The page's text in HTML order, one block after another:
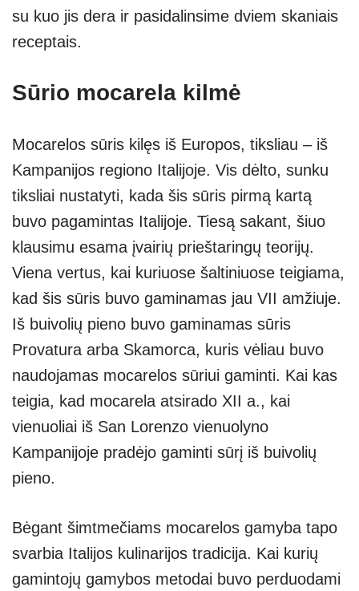
su kuo jis dera ir pasidalinsime dviem skaniais
receptais.
Sūrio mocarela kilmė
Mocarelos sūris kilęs iš Europos, tiksliau – iš
Kampanijos regiono Italijoje. Vis dėlto, sunku
tiksliai nustatyti, kada šis sūris pirmą kartą
buvo pagamintas Italijoje. Tiesą sakant, šiuo
klausimu esama įvairių prieštaringų teorijų.
Viena vertus, kai kuriuose šaltiniuose teigiama,
kad šis sūris buvo gaminamas jau VII amžiuje.
Iš buivolių pieno buvo gaminamas sūris
Provatura arba Skamorca, kuris vėliau buvo
naudojamas mocarelos sūriui gaminti. Kai kas
teigia, kad mocarela atsirado XII a., kai
vienuoliai iš San Lorenzo vienuolyno
Kampanijoje pradėjo gaminti sūrį iš buivolių
pieno.
Bėgant šimtmečiams mocarelos gamyba tapo
svarbia Italijos kulinarijos tradicija. Kai kurių
gamintojų gamybos metodai buvo perduodami